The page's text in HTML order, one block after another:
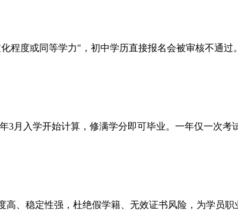
度或同等学力"，初中学历直接报名会被审核不通过
月入学开始计算，修满学分即可毕业。一年仅一次考
、稳定性强，杜绝假学籍、无效证书风险，为学员职